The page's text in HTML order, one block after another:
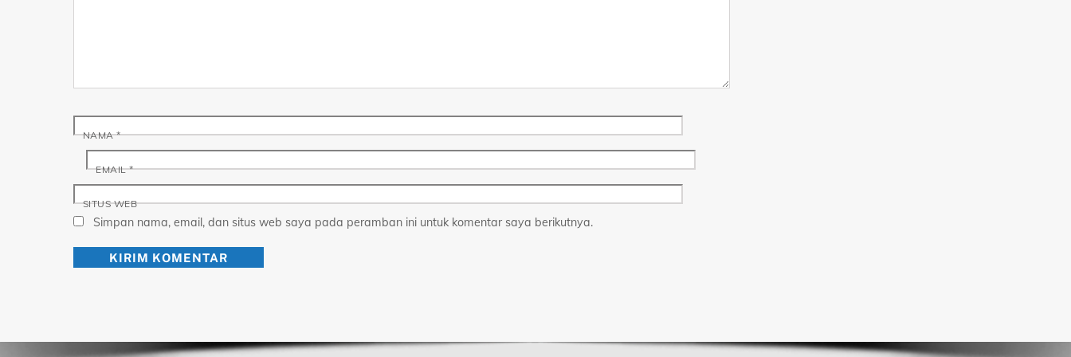
NAMA*
EMAIL*
SITUS WEB
Simpan nama, email, dan situs web saya pada peramban ini untuk komentar saya berikutnya.